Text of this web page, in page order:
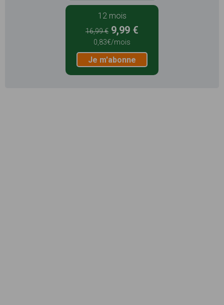
12 mois
16,99 € 9,99 €
0,83€/mois
Je m'abonne